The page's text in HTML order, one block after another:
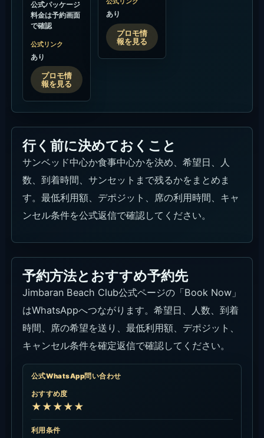
公式パッケージ
料金は予約画面
で確認
公式リンク
あり
プロモ情
報を見る
あり
プロモ情
報を見る
行く前に決めておくこと
サンベッド中心か食事中心かを決め、希望日、人
数、到着時間、サンセットまで残るかをまとめま
す。最低利用額、デポジット、席の利用時間、キャ
ンセル条件を公式返信で確認してください。
予約方法とおすすめ予約先
Jimbaran Beach Club公式ページの「Book Now」
はWhatsAppへつながります。希望日、人数、到着
時間、席の希望を送り、最低利用額、デポジット、
キャンセル条件を確定返信で確認してください。
公式WhatsApp問い合わせ
おすすめ度
★★★★★
利用条件